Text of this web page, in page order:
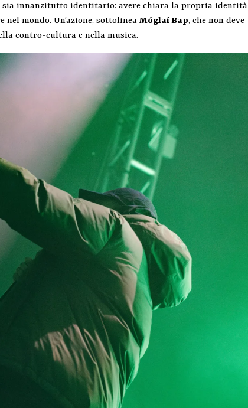
sia innanzitutto identitario: avere chiara la propria identità
nel mondo. Un’azione, sottolineaMóglaí Bap, che non deve
contro-cultura e nella musica.